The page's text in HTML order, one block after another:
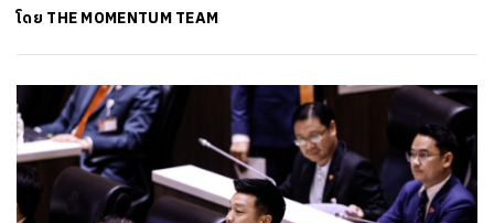
โดย THE MOMENTUM TEAM